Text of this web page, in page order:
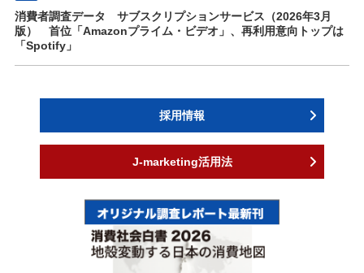
消費者調査データ サブスクリプションサービス（2026年3月
版） 首位「Amazonプライム・ビデオ」、再利用意向トップは
「Spotify」
採用情報
J-marketing活用法